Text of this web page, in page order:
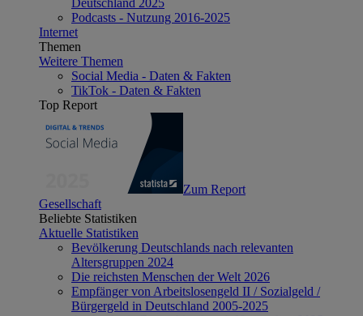
Podcasts - Nutzung 2016-2025
Internet
Themen
Weitere Themen
Social Media - Daten & Fakten
TikTok - Daten & Fakten
Top Report
Zum Report
Gesellschaft
Beliebte Statistiken
Aktuelle Statistiken
Bevölkerung Deutschlands nach relevanten
Altersgruppen 2024
Die reichsten Menschen der Welt 2026
Empfänger von Arbeitslosengeld II / Sozialgeld /
Bürgergeld in Deutschland 2005-2025